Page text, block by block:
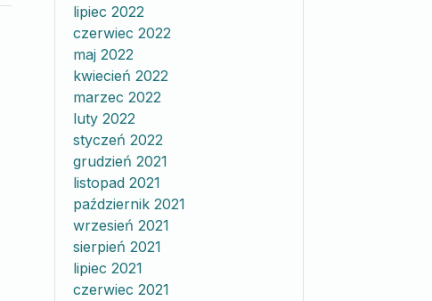
lipiec 2022
czerwiec 2022
maj 2022
kwiecień 2022
marzec 2022
luty 2022
styczeń 2022
grudzień 2021
listopad 2021
październik 2021
wrzesień 2021
sierpień 2021
lipiec 2021
czerwiec 2021